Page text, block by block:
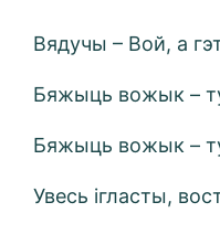
Вядучы – Вой, а
Бяжыць вожык –
Бяжыць вожык –
Увесь ігласты,